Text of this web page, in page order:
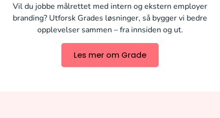
Vil du jobbe målrettet med intern og ekstern employer
branding? Utforsk Grades løsninger, så bygger vi bedre
opplevelser sammen – fra innsiden og ut.
Les mer om Grade